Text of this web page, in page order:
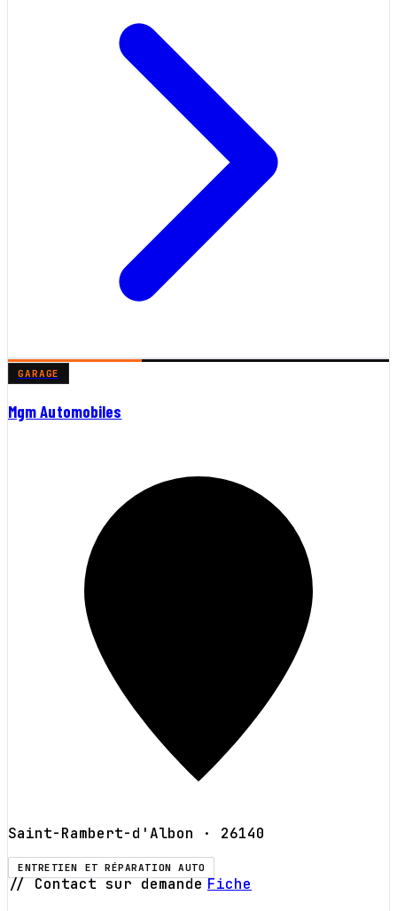
GARAGE
Mgm Automobiles
Saint-Rambert-d'Albon · 26140
ENTRETIEN ET RÉPARATION AUTO
// Contact sur demande Fiche